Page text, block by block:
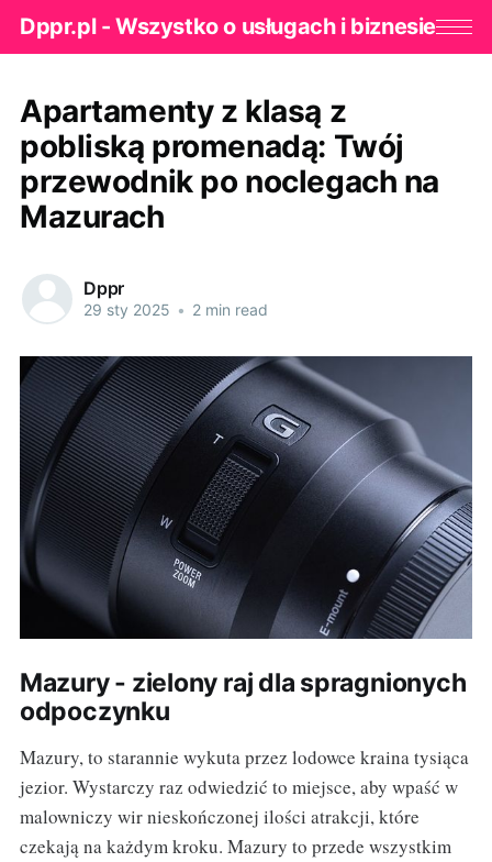
Dppr.pl - Wszystko o usługach i biznesie
Apartamenty z klasą z
pobliską promenadą: Twój
przewodnik po noclegach na
Mazurach
Dppr
29 sty 2025 • 2 min read
Mazury - zielony raj dla spragnionych
odpoczynku
Mazury, to starannie wykuta przez lodowce kraina tysiąca
jezior. Wystarczy raz odwiedzić to miejsce, aby wpaść w
malowniczy wir nieskończonej ilości atrakcji, które
czekają na każdym kroku. Mazury to przede wszystkim